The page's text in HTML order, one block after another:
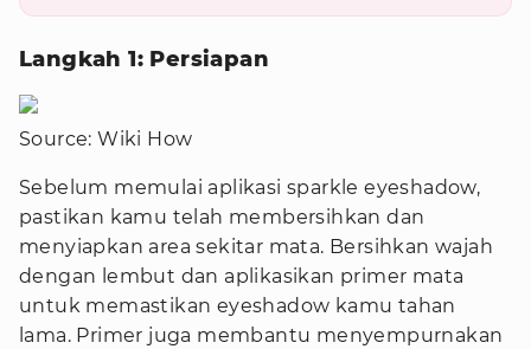
Langkah 1: Persiapan
Source: Wiki How
Sebelum memulai aplikasi sparkle eyeshadow,
pastikan kamu telah membersihkan dan
menyiapkan area sekitar mata. Bersihkan wajah
dengan lembut dan aplikasikan primer mata
untuk memastikan eyeshadow kamu tahan
lama. Primer juga membantu menyempurnakan